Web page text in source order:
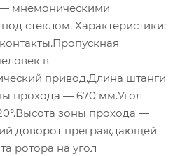
мнемоническими
стеклом. Характеристики:
в
привод.Длина штанги
прохода — 670 мм.Угол
зоны прохода —
доворот преграждающей
ротора на угол